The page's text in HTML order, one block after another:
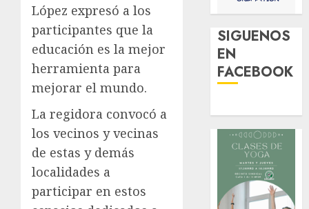
López expresó a los
participantes que la
educación es la mejor
herramienta para
mejorar el mundo.
La regidora convocó a
los vecinos y vecinas
de estas y demás
localidades a
participar en estos
SIGUENOS
EN
FACEBOOK